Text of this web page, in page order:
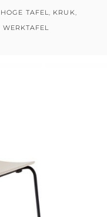
HOGE TAFEL, KRUK,
WERKTAFEL